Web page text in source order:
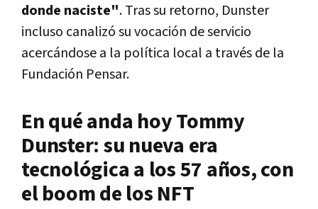
donde naciste". Tras su retorno, Dunster
incluso canalizó su vocación de servicio
acercándose a la política local a través de la
Fundación Pensar.
En qué anda hoy Tommy
Dunster: su nueva era
tecnológica a los 57 años, con
el boom de los NFT